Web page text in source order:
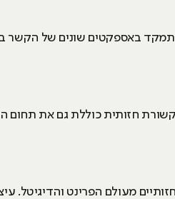
באספקטים שונים של הקשר
חזותית כוללת גם את תחום
מעולם הפרינט והדיגיטל.